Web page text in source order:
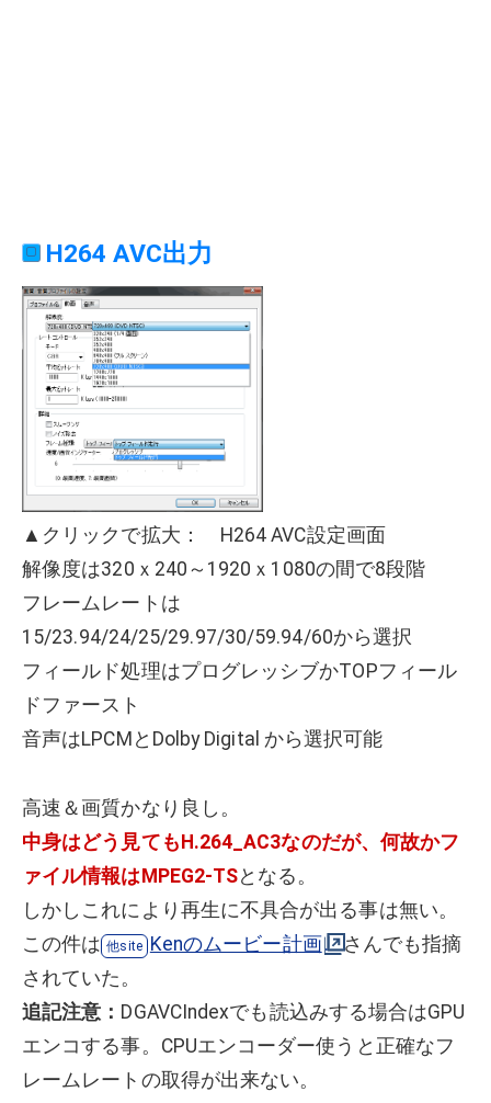
H264 AVC出力
▲クリックで拡大： H264 AVC設定画面
解像度は320ｘ240～1920ｘ1080の間で8段階
フレームレートは
15/23.94/24/25/29.97/30/59.94/60から選択
フィールド処理はプログレッシブかTOPフィール
ドファースト
音声はLPCMとDolby Digital から選択可能
高速＆画質かなり良し。
中身はどう見てもH.264_AC3なのだが、何故かフ
ァイル情報はMPEG2-TSとなる。
しかしこれにより再生に不具合が出る事は無い。
この件は
Kenのムービー計画
さんでも指摘
されていた。
追記注意： DGAVCIndexでも読込みする場合はGPU
エンコする事。CPUエンコーダー使うと正確なフ
レームレートの取得が出来ない。